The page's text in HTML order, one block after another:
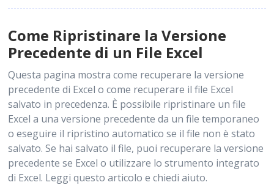
Come Ripristinare la Versione
Precedente di un File Excel
Questa pagina mostra come recuperare la versione
precedente di Excel o come recuperare il file Excel
salvato in precedenza. È possibile ripristinare un file
Excel a una versione precedente da un file temporaneo
o eseguire il ripristino automatico se il file non è stato
salvato. Se hai salvato il file, puoi recuperare la versione
precedente se Excel o utilizzare lo strumento integrato
di Excel. Leggi questo articolo e chiedi aiuto.